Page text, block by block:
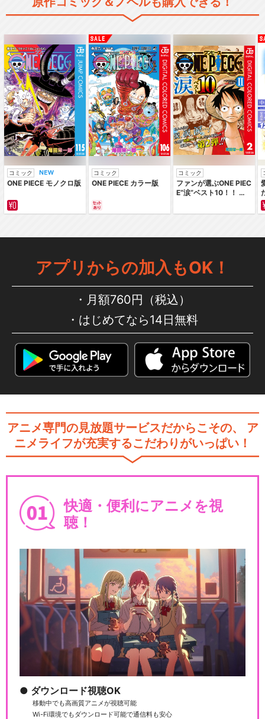
コミック
ONE PIECE モノクロ版
コミック
ONE PIECE カラー版
コミック
ファンが選ぶONE PIEC
E“涙”ベスト10！！ ～
編～ カラー版
アプリからの加入もOK！
月額760円（税込）
はじめてなら14日無料
アニメ専門の見放題サービスだからこその、
ア
ニメライフが充実するこだわりがいっぱい！
快適・便利にアニメを視
聴！
ダウンロード視聴OK
移動中でも高画質アニメが視聴可能
Wi-Fi環境でもダウンロード可能で通信料も安心